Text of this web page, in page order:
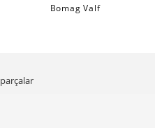
Bomag Valf
parçalar